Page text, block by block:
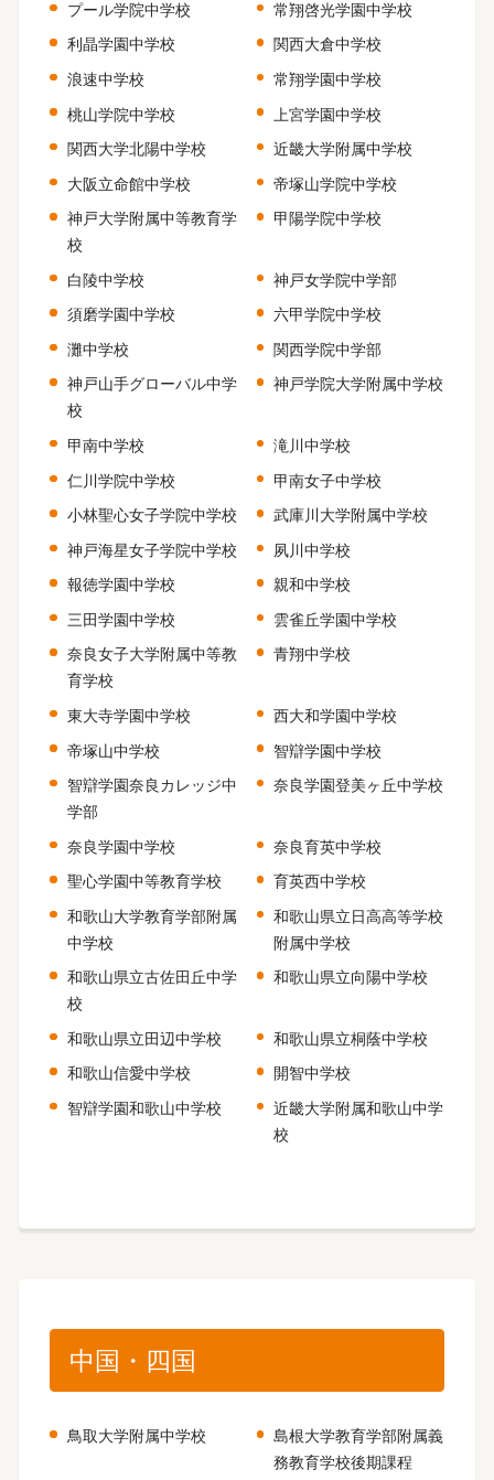
プール学院中学校
常翔啓光学園中学校
利晶学園中学校
関西大倉中学校
浪速中学校
常翔学園中学校
桃山学院中学校
上宮学園中学校
関西大学北陽中学校
近畿大学附属中学校
大阪立命館中学校
帝塚山学院中学校
神戸大学附属中等教育学
校
甲陽学院中学校
白陵中学校
神戸女学院中学部
須磨学園中学校
六甲学院中学校
灘中学校
関西学院中学部
神戸山手グローバル中学
校
神戸学院大学附属中学校
甲南中学校
滝川中学校
仁川学院中学校
甲南女子中学校
小林聖心女子学院中学校
武庫川大学附属中学校
神戸海星女子学院中学校
夙川中学校
報徳学園中学校
親和中学校
三田学園中学校
雲雀丘学園中学校
奈良女子大学附属中等教
育学校
青翔中学校
東大寺学園中学校
西大和学園中学校
帝塚山中学校
智辯学園中学校
智辯学園奈良カレッジ中
学部
奈良学園登美ヶ丘中学校
奈良学園中学校
奈良育英中学校
聖心学園中等教育学校
育英西中学校
和歌山大学教育学部附属
中学校
和歌山県立日高高等学校
附属中学校
和歌山県立古佐田丘中学
校
和歌山県立向陽中学校
和歌山県立田辺中学校
和歌山県立桐蔭中学校
和歌山信愛中学校
開智中学校
智辯学園和歌山中学校
近畿大学附属和歌山中学
校
中国・四国
鳥取大学附属中学校
島根大学教育学部附属義
務教育学校後期課程